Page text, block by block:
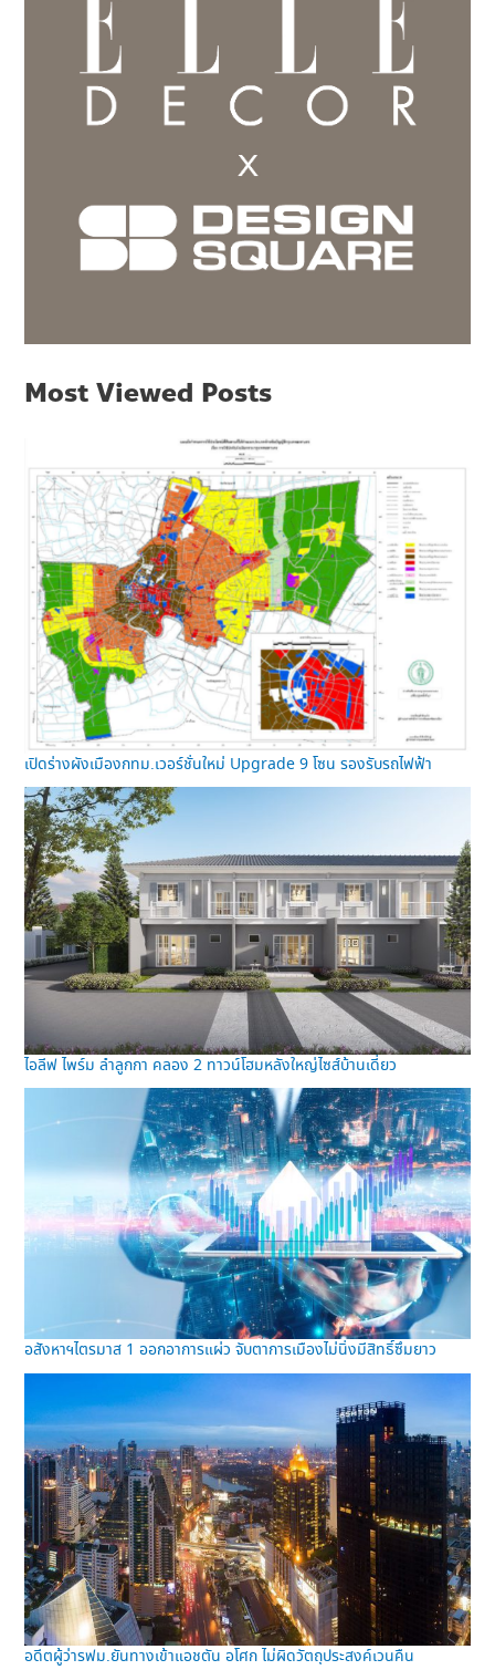
Most Viewed Posts
เปิดร่างผังเมืองกทม.เวอร์ชั่นใหม่ Upgrade 9 โซน รองรับรถไฟฟ้า
ไอลีฟ ไพร์ม ลำลูกกา คลอง 2 ทาวน์โฮมหลังใหญ่ไซส์บ้านเดี่ยว
อสังหาฯไตรมาส 1 ออกอาการแผ่ว จับตาการเมืองไม่นิ่งมีสิทธิ์ซึมยาว
อดีตผู้ว่ารฟม.ยันทางเข้าแอชตัน อโศก ไม่ผิดวัตถุประสงค์เวนคืน